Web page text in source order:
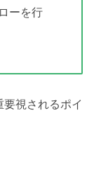
ーを行
視されるポイ